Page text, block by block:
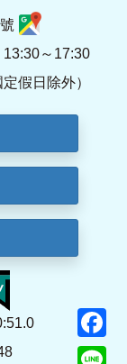
～17:30
假日除外）